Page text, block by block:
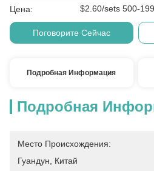
Цена: $2.60/sets 500-
Поговорите Сейчас
Подробная Информация
Подробная
Место Происхождения:
Гуандун, Китай